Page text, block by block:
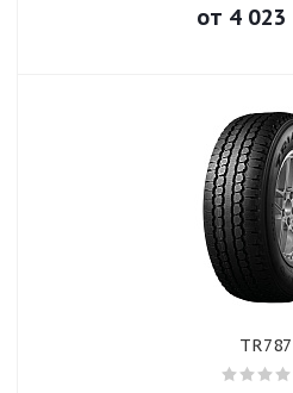
от 4 023
TR787